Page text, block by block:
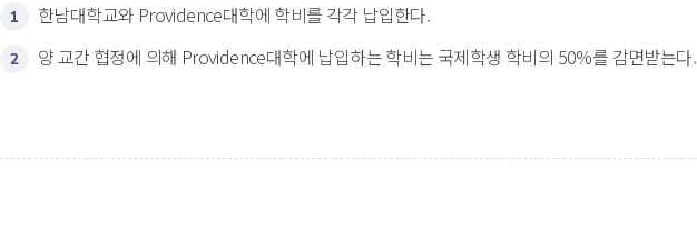
1 한남대학교와 Providence대학에 학비를 각각 납입한다.
2 양 교간 협정에 의해 Providence대학에 납입하는 학비는 국제학생 학비의 50%를 감면받는다.